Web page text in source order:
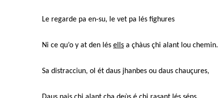
Le regarde pa en-su, le vet pa lés fighures
Ni ce qu’o y at den lés ells a çhàus çhi alant lou chemin.
Sa distracciun, ol ét daus jhanbes ou daus chauçures,